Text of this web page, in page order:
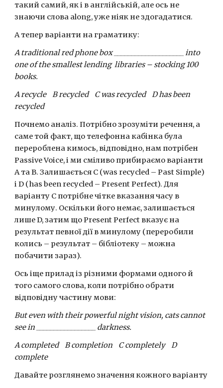
такий самий, як і в англійській, але ось не
знаючи слова along, уже ніяк не здогадатися.
А тепер варіанти на граматику:
A traditional red phone box ____________________ into
one of the smallest lending  libraries – stocking 100
books.
A recycle    B recycled    C was recycled    D has been
recycled
Почнемо аналіз. Потрібно зрозуміти речення, а
саме той факт, що телефонна кабінка була
перероблена кимось, відповідно, нам потрібен
Passive Voice, і ми сміливо прибираємо варіанти
А та В. Залишається С (was recycled – Past Simple)
і D (has been recycled – Present Perfect). Для
варіанту С потрібне чітке вказання часу в
минулому. Оскільки його немає, залишається
лише D, затим що Present Perfect вказує на
результат певної дії в минулому (переробили
колись – результат – бібліотеку – можна
побачити зараз).
Ось іще прилад із різними формами одного й
того самого слова, коли потрібно обрати
відповідну частину мови:
But even with their powerful night vision, cats cannot
see in _________________ darkness.
A completed    B completion    C completely    D
complete
Давайте розглянемо значення кожного варіанту